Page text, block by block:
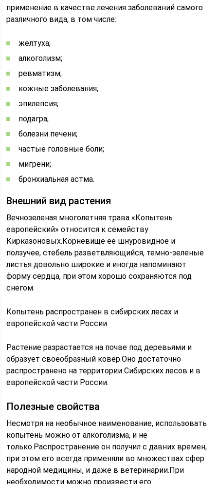
применение в качестве лечения заболеваний самого
различного вида, в том числе:
желтуха;
алкоголизм;
ревматизм;
кожные заболевания;
эпилепсия;
подагра;
болезни печени;
частые головные боли;
мигрени;
бронхиальная астма.
Внешний вид растения
Вечнозеленая многолетняя трава «Копытень
европейский» относится к семейству
Кирказоновых.Корневище ее шнуровидное и
ползучее, стебель разветвляющийся, темно-зеленые
листья довольно широкие и иногда напоминают
форму сердца, при этом хорошо сохраняются под
снегом.
Копытень распространен в сибирских лесах и
европейской части России
Растение разрастается на почве под деревьями и
образует своеобразный ковер.Оно достаточно
распространено на территории Сибирских лесов и в
европейской части России.
Полезные свойства
Несмотря на необычное наименование, использовать
копытень можно от алкоголизма, и не
только.Распространение он получил с давних времен,
при этом его всегда применяли во множествах сфер
народной медицины, и даже в ветеринарии.При
необходимости можно произвести его